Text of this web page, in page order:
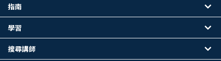
指南
學習
搜尋講師